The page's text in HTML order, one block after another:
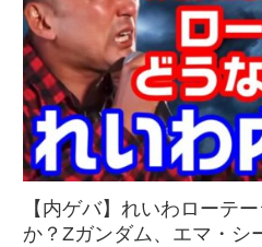
【内ゲバ】れいわローテ
か？Zガンダム、エマ・シ